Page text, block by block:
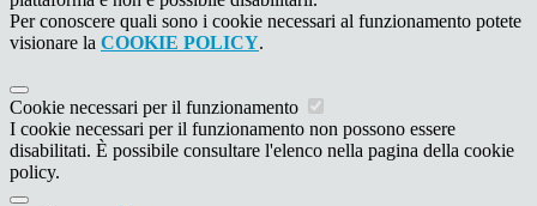
Per conoscere quali sono i cookie necessari al funzionamento potete
visionare la COOKIE POLICY.
Cookie necessari per il funzionamento
I cookie necessari per il funzionamento non possono essere
disabilitati. È possibile consultare l'elenco nella pagina della cookie
policy.